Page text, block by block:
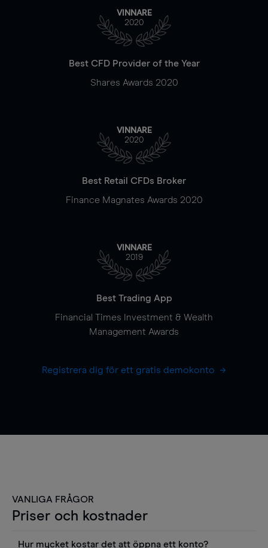
VINNARE
2020
Best CFD Provider of the Year
Shares Awards 2020
VINNARE
2020
Best Retail CFDs Broker
Finance Magnates Awards 2020
VINNARE
2019
Best Trading App
Financial Times Investment & Wealth
Management Awards
Registrera dig för ett gratis demokonto
VANLIGA FRÅGOR
Priser och kostnader
Hur mycket kostar det att öppna ett konto?